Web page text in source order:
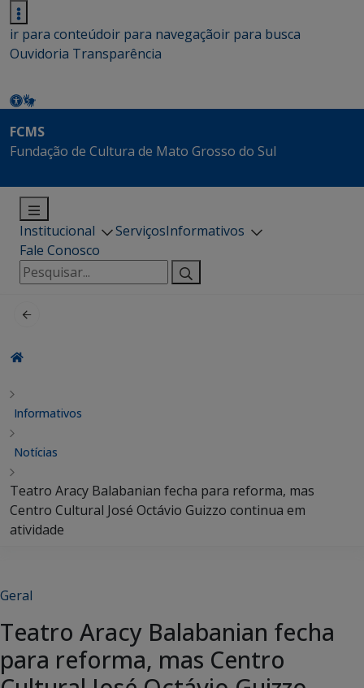
ir para conteúdoir para navegaçãoir para busca
Ouvidoria Transparência
FCMS
Fundação de Cultura de Mato Grosso do Sul
Institucional ServiçosInformativos
Fale Conosco
Pesquisar
por:
Informativos
Notícias
Teatro Aracy Balabanian fecha para reforma, mas
Centro Cultural José Octávio Guizzo continua em
atividade
Geral
Teatro Aracy Balabanian fecha
para reforma, mas Centro